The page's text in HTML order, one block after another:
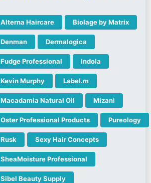
Alterna Haircare Biolage by Matrix
Denman Dermalogica
Fudge Professional Indola
Kevin Murphy Label.m
Macadamia Natural Oil Mizani
Oster Professional Products Pureology
Rusk Sexy Hair Concepts
SheaMoisture Professional
Sibel Beauty Supply